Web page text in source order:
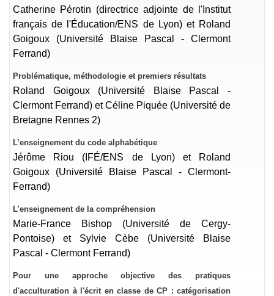
Catherine Pérotin (directrice adjointe de l'Institut
français de l'Éducation/ENS de Lyon) et Roland
Goigoux (Université Blaise Pascal - Clermont
Ferrand)
Problématique, méthodologie et premiers résultats
Roland Goigoux (Université Blaise Pascal -
Clermont Ferrand) et Céline Piquée (Université de
Bretagne Rennes 2)
L’enseignement du code alphabétique
Jérôme Riou (IFÉ/ENS de Lyon) et Roland
Goigoux (Université Blaise Pascal - Clermont-
Ferrand)
L’enseignement de la compréhension
Marie-France Bishop (Université de Cergy-
Pontoise) et Sylvie Cèbe (Université Blaise
Pascal - Clermont Ferrand)
Pour une approche objective des pratiques
d'acculturation à l'écrit en classe de CP : catégorisation